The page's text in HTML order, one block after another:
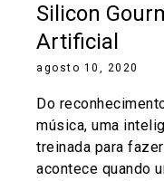
Silicon
Artificial
agosto 10, 2020
Do
música, uma
treinada para
acontece quando